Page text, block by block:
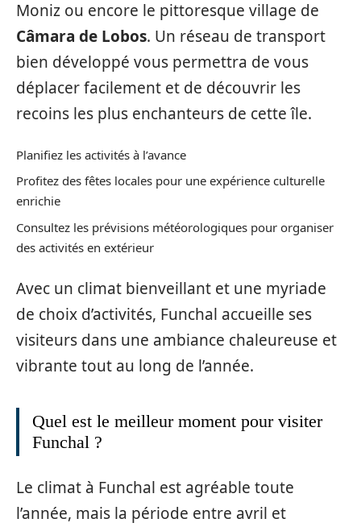
Moniz ou encore le pittoresque village de
Câmara de Lobos. Un réseau de transport
bien développé vous permettra de vous
déplacer facilement et de découvrir les
recoins les plus enchanteurs de cette île.
Planifiez les activités à l’avance
Profitez des fêtes locales pour une expérience culturelle
enrichie
Consultez les prévisions météorologiques pour organiser
des activités en extérieur
Avec un climat bienveillant et une myriade
de choix d’activités, Funchal accueille ses
visiteurs dans une ambiance chaleureuse et
vibrante tout au long de l’année.
Quel est le meilleur moment pour visiter
Funchal ?
Le climat à Funchal est agréable toute
l’année, mais la période entre avril et